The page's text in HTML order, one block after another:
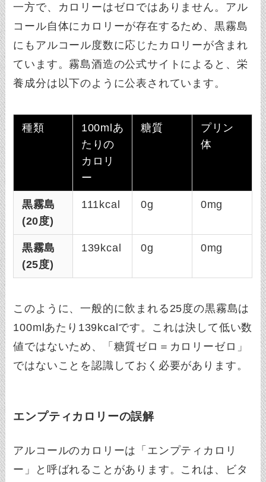
一方で、カロリーはゼロではありません。アル
コール自体にカロリーが存在するため、黒霧島
にもアルコール度数に応じたカロリーが含まれ
ています。霧島酒造の公式サイトによると、栄
養成分は以下のように公表されています。
種類
100mlあ
たりの
カロリ
ー
糖質
プリン
体
黒霧島
(20度)
111kcal 0g 0mg
黒霧島
(25度)
139kcal 0g 0mg
このように、一般的に飲まれる25度の黒霧島は
100mlあたり139kcalです。これは決して低い数
値ではないため、「糖質ゼロ＝カロリーゼロ」
ではないことを認識しておく必要があります。
エンプティカロリーの誤解
アルコールのカロリーは「エンプティカロリ
ー」と呼ばれることがあります。これは、ビタ